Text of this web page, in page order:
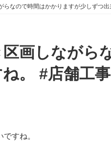
なので時間はかかりますが少しずつ
画しながら
。 #店舗工
ですね。